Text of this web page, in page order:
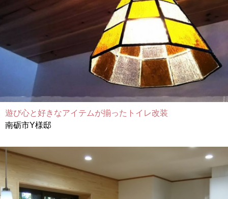
遊び心と好きなアイテムが揃ったトイレ改装
南砺市Y様邸